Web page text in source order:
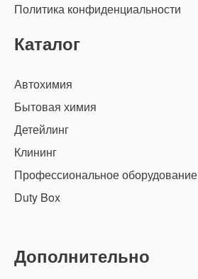
Политика конфиденциальности
Каталог
Автохимия
Бытовая химия
Детейлинг
Клининг
Профессиональное оборудование
Duty Box
Дополнительно